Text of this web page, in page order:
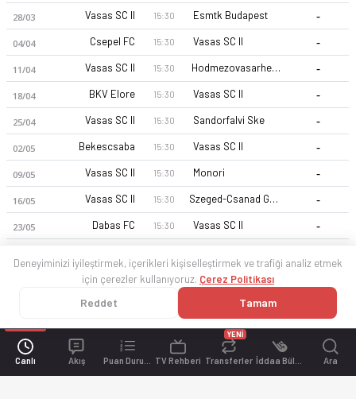
Canlı Akış TV Rehberi Transferler
YENİ
Ara
28/03 Vasas SC II 15:30 Esmtk Budapest -
04/04 Csepel FC 15:30 Vasas SC II -
11/04 Vasas SC II 15:30 Hodmezovasarhelyi FC -
18/04 BKV Elore 15:30 Vasas SC II -
25/04 Vasas SC II 15:30 Sandorfalvi Ske -
02/05 Bekescsaba 15:30 Vasas SC II -
09/05 Vasas SC II 15:30 Monori -
16/05 Vasas SC II 15:30 Szeged-Csanad Grosics Akademia II -
23/05 Dabas FC 15:30 Vasas SC II -
Deneyiminizi iyileştirmek, içerikleri kişiselleştirmek ve trafiği analiz etmek
için çerezler kullanıyoruz. Çerez Politikası
Reddet Tamam